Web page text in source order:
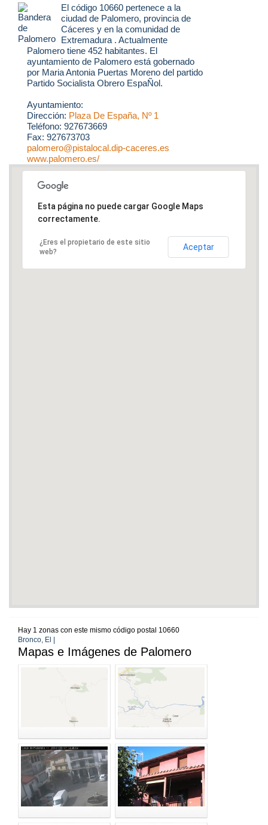
El código 10660 pertenece a la
ciudad de Palomero, provincia de
Cáceres y en la comunidad de
Extremadura . Actualmente
Palomero tiene 452 habitantes. El
ayuntamiento de Palomero está gobernado
por Maria Antonia Puertas Moreno del partido
Partido Socialista Obrero EspaÑol.
Ayuntamiento:
Dirección: Plaza De España, Nº 1
Teléfono: 927673669
Fax: 927673703
palomero@pistalocal.dip-caceres.es
www.palomero.es/
Esta página no puede cargar Google Maps
correctamente.
¿Eres el propietario de este sitio
web?
Aceptar
Hay 1 zonas con este mismo código postal 10660
Bronco, El |
Mapas e Imágenes de Palomero